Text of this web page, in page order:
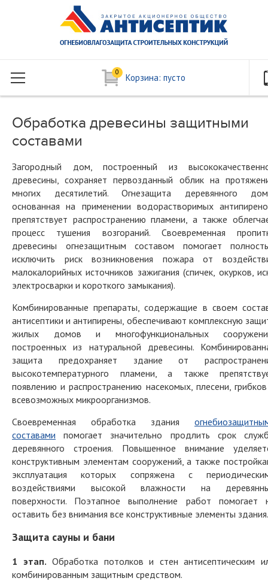
0 Корзина: пусто
Обработка древесины защитными
составами
Загородный дом, построенный из
древесины, сохраняет первозданный облик на
многих десятилетий. Огнезащита деревянного
основанная на применении водорастворимых
препятствует распространению пламени, а также
процесс тушения возгораний. Своевременная
древесины огнезащитным составом помогает
исключить риск возникновения пожара от
малокалорийных источников зажигания (спичек, окурков,
электросварки и короткого замыкания).
Комбинированные препараты, содержащие в своем
антисептики и антипирены, обеспечивают комплексную
жилых домов и многофункциональных
построенных из натуральной древесины.
защита предохраняет здание от
высокотемпературного пламени, а также
появлению и распространению насекомых, плесени,
всевозможных микроорганизмов.
Своевременная обработка здания
составами помогает значительно продлить срок
деревянного строения. Повышенное внимание
конструктивным элементам сооружений, а также
эксплуатация которых сопряжена с
воздействиями высокой влажности на
поверхности. Поэтапное выполнение работ помогает
оставить без внимания все конструктивные элементы здания.
Защита сауны и бани
1 этап. Обработка потолков и стен антисептическим
комбинированным защитным средством.